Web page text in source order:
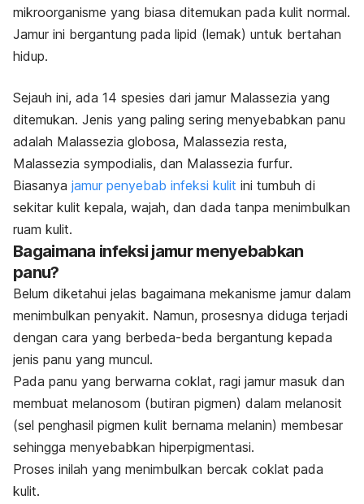
mikroorganisme yang biasa ditemukan pada kulit normal.
Jamur ini bergantung pada lipid (lemak) untuk bertahan
hidup.
Sejauh ini, ada 14 spesies dari jamur Malassezia yang
ditemukan. Jenis yang paling sering menyebabkan panu
adalah Malassezia globosa, Malassezia resta,
Malassezia sympodialis, dan Malassezia furfur.
Biasanya jamur penyebab infeksi kulit ini tumbuh di
sekitar kulit kepala, wajah, dan dada tanpa menimbulkan
ruam kulit.
Bagaimana infeksi jamur menyebabkan
panu?
Belum diketahui jelas bagaimana mekanisme jamur dalam
menimbulkan penyakit. Namun, prosesnya diduga terjadi
dengan cara yang berbeda-beda bergantung kepada
jenis panu yang muncul.
Pada panu yang berwarna coklat, ragi jamur masuk dan
membuat melanosom (butiran pigmen) dalam melanosit
(sel penghasil pigmen kulit bernama melanin) membesar
sehingga menyebabkan hiperpigmentasi.
Proses inilah yang menimbulkan bercak coklat pada
kulit.